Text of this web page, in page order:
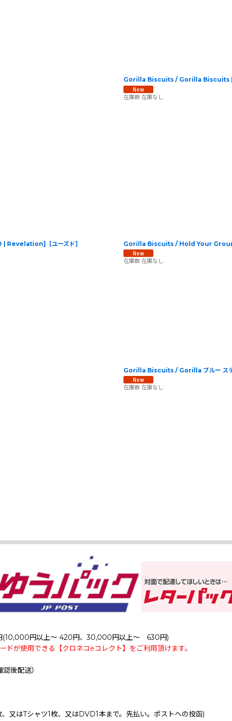
Gorilla Biscuits / Gorilla Biscuits
在庫数 在庫なし
【ユーズド】
Gorilla Biscuits / Hold Your
在庫数 在庫なし
Gorilla Biscuits / Gorilla ブルー ス
在庫数 在庫なし
(10,000円以上～ 420円、30,000円以上～ 630円)
が使用できる【クロネコeコレクト】をご利用頂けます。
後配送）
、又はTシャツ1枚、又はDVD1本まで。先払い。ポストへの投函)